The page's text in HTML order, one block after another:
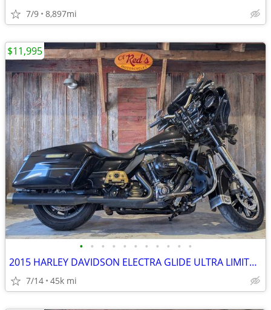
7/9 8,897mi
• • • • • • • • • • •
2015 HARLEY DAVIDSON ELECTRA GLIDE ULTRA LIMITED-FLHTK
7/14 45k mi
$11,995